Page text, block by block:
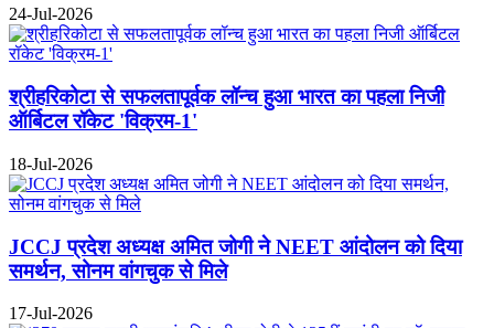
24-Jul-2026
श्रीहरिकोटा से सफलतापूर्वक लॉन्च हुआ भारत का पहला निजी
ऑर्बिटल रॉकेट 'विक्रम-1'
18-Jul-2026
JCCJ प्रदेश अध्यक्ष अमित जोगी ने NEET आंदोलन को दिया
समर्थन, सोनम वांगचुक से मिले
17-Jul-2026